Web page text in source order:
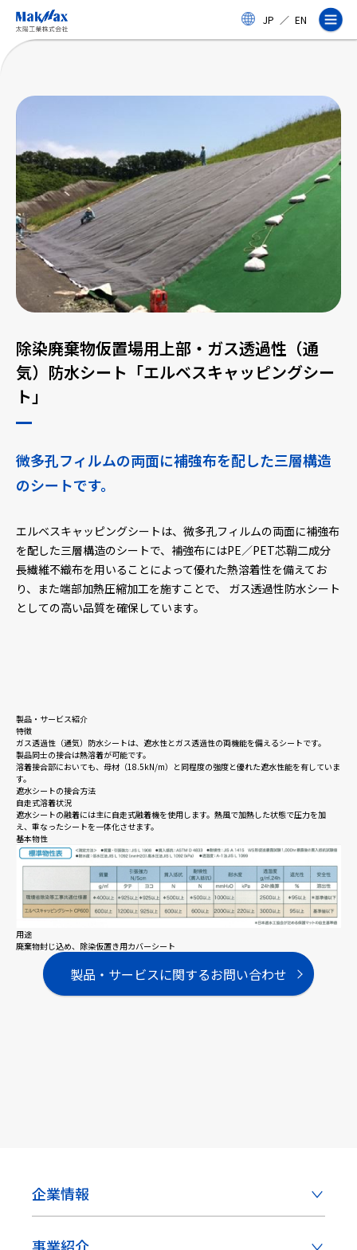
コ
ン
JP ／ EN
企業情報
事業紹介
製品・サービス
実績
太陽工業コラム
採用情報
ニュース
Webカタログ
除染廃棄物仮置場用上部・ガス透過性（通
気）防水シート「エルベスキャッピングシー
ト」
微多孔フィルムの両面に補強布を配した三層構造
のシートです。
エルベスキャッピングシートは、微多孔フィルムの両面に補強布
を配した三層構造のシートで、補強布にはPE／PET芯鞘二成分
長繊維不織布を用いることによって優れた熱溶着性を備えてお
り、また端部加熱圧縮加工を施すことで、 ガス透過性防水シート
としての高い品質を確保しています。
製品・サービス紹介
特徴
ガス透過性（通気）防水シートは、遮水性とガス透過性の両機能を備えるシートです。
製品同士の接合は熱溶着が可能です。
溶着接合部においても、母材（18.5kN/m）と同程度の強度と優れた遮水性能を有していま
す。
遮水シートの接合方法
自走式溶着状況
遮水シートの融着には主に自走式融着機を使用します。熱風で加熱した状態で圧力を加
え、重なったシートを一体化させます。
基本物性
用途
廃棄物封じ込め、除染仮置き用カバーシート
製品・サービスに関するお問い合わせ
企業情報